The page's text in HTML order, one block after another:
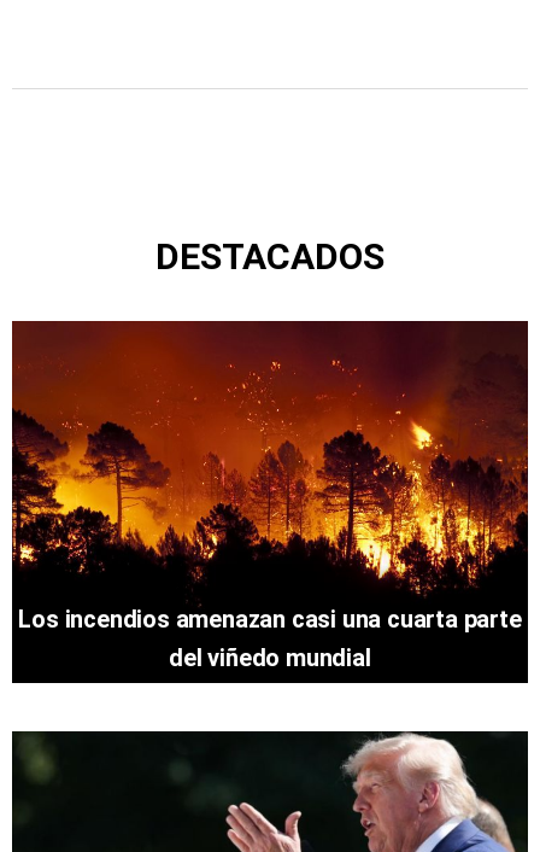
DESTACADOS
Los incendios amenazan casi una cuarta parte
del viñedo mundial